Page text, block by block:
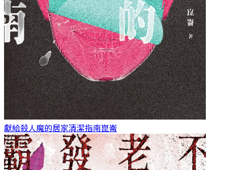
獻給殺人魔的居家清潔指南崑崙